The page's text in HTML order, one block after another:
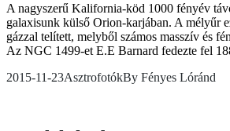
A nagyszerű Kalifornia-köd 1000 fényév
galaxisunk külső Orion-karjában. A mélyűr
gázzal telített, melyből számos masszív és
Az NGC 1499-et E.E Barnard fedezte fel
2015-11-23AsztrofotókBy Fényes Lóránd